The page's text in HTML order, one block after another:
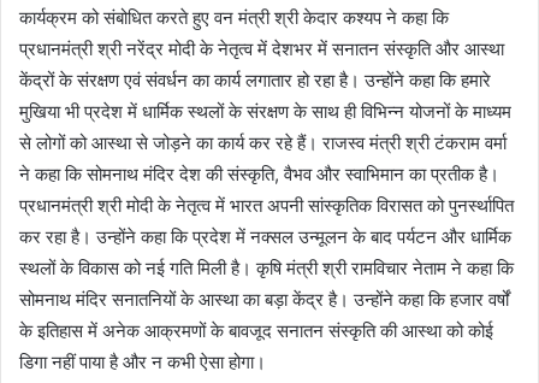
कार्यक्रम को संबोधित करते हुए वन मंत्री श्री केदार कश्यप ने कहा कि
प्रधानमंत्री श्री नरेंद्र मोदी के नेतृत्व में देशभर में सनातन संस्कृति और आस्था
केंद्रों के संरक्षण एवं संवर्धन का कार्य लगातार हो रहा है। उन्होंने कहा कि हमारे
मुखिया भी प्रदेश में धार्मिक स्थलों के संरक्षण के साथ ही विभिन्न योजनों के माध्यम
से लोगों को आस्था से जोड़ने का कार्य कर रहे हैं। राजस्व मंत्री श्री टंकराम वर्मा
ने कहा कि सोमनाथ मंदिर देश की संस्कृति, वैभव और स्वाभिमान का प्रतीक है।
प्रधानमंत्री श्री मोदी के नेतृत्व में भारत अपनी सांस्कृतिक विरासत को पुनर्स्थापित
कर रहा है। उन्होंने कहा कि प्रदेश में नक्सल उन्मूलन के बाद पर्यटन और धार्मिक
स्थलों के विकास को नई गति मिली है। कृषि मंत्री श्री रामविचार नेताम ने कहा कि
सोमनाथ मंदिर सनातनियों के आस्था का बड़ा केंद्र है। उन्होंने कहा कि हजार वर्षों
के इतिहास में अनेक आक्रमणों के बावजूद सनातन संस्कृति की आस्था को कोई
डिगा नहीं पाया है और न कभी ऐसा होगा।